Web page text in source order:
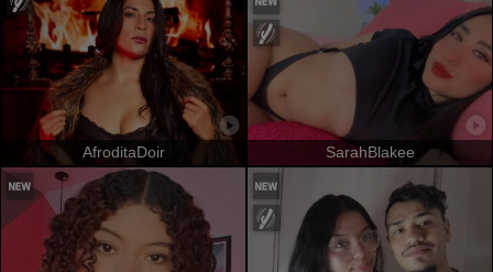
AfroditaDoir SarahBlakee